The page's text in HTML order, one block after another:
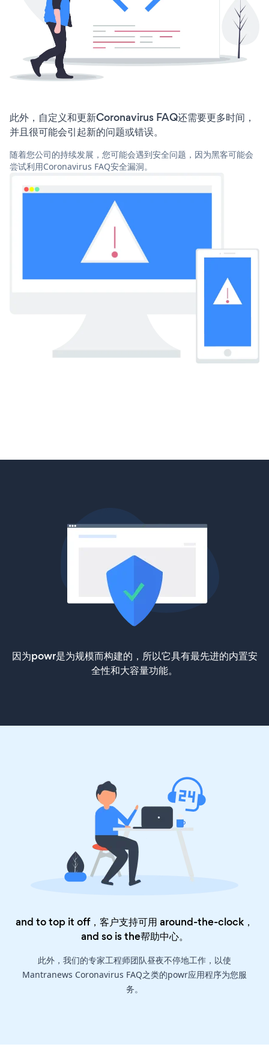
此外，自定义和更新Coronavirus FAQ还需要更多时间，
并且很可能会引起新的问题或错误。
随着您公司的持续发展，您可能会遇到安全问题，因为黑客可能会
尝试利用Coronavirus FAQ安全漏洞。
因为powr是为规模而构建的，所以它具有最先进的内置安
全性和大容量功能。
and to top it off，客户支持可用 around-the-clock，
and so is the帮助中心。
此外，我们的专家工程师团队昼夜不停地工作，以使
Mantranews Coronavirus FAQ之类的powr应用程序为您服
务。